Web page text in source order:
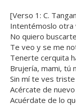
[Verso 1: C.
Intentémoslo otra
No quiero
Te veo y se me
Tenerte cerquita
Brujería, mami, tú
Sin mí te ves
Acércate de
Acuérdate de lo